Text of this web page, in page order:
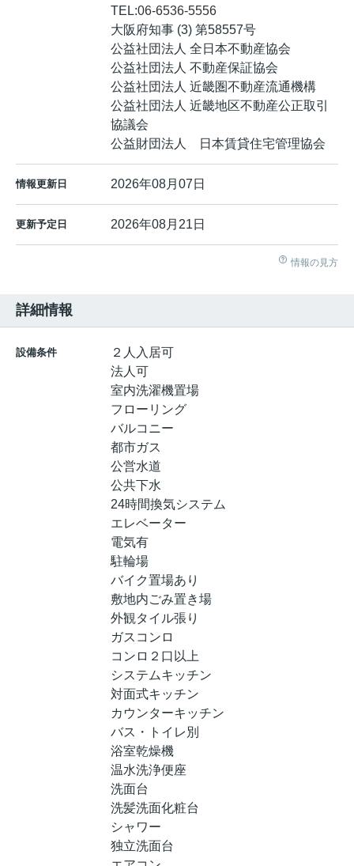
TEL:06-6536-5556
大阪府知事 (3) 第58557号
公益社団法人 全日本不動産協会
公益社団法人 不動産保証協会
公益社団法人 近畿圏不動産流通機構
公益社団法人 近畿地区不動産公正取引
協議会
公益財団法人 日本賃貸住宅管理協会
情報更新日 2026年08月07日
更新予定日 2026年08月21日
情報の見方
詳細情報
設備条件
２人入居可
法人可
室内洗濯機置場
フローリング
バルコニー
都市ガス
公営水道
公共下水
24時間換気システム
エレベーター
電気有
駐輪場
バイク置場あり
敷地内ごみ置き場
外観タイル張り
ガスコンロ
コンロ２口以上
システムキッチン
対面式キッチン
カウンターキッチン
バス・トイレ別
浴室乾燥機
温水洗浄便座
洗面台
洗髪洗面化粧台
シャワー
独立洗面台